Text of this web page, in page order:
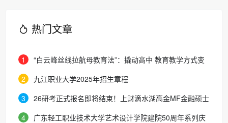
热门文章
1
“白云峰丝线拉航母教育法”：撬动高中 教育教学方式变
化的必要途径
2
九江职业大学2025年招生章程
3
26研考正式报名即将结束！上财滴水湖高金MF金融硕士
最全报考攻略来了
4
广东轻工职业技术大学艺术设计学院建院50周年系列庆